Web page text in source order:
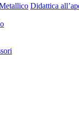
Didattica